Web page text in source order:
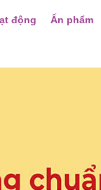
động Ấn phẩm